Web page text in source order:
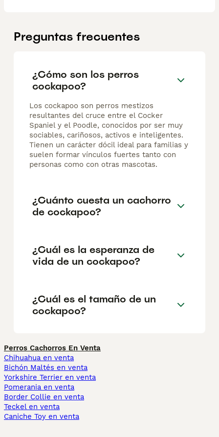
Preguntas frecuentes
¿Cómo son los perros
cockapoo?
Los cockapoo son perros mestizos
resultantes del cruce entre el Cocker
Spaniel y el Poodle, conocidos por ser muy
sociables, cariñosos, activos e inteligentes.
Tienen un carácter dócil ideal para familias y
suelen formar vínculos fuertes tanto con
personas como con otras mascotas.
¿Cuánto cuesta un cachorro
de cockapoo?
¿Cuál es la esperanza de
vida de un cockapoo?
¿Cuál es el tamaño de un
cockapoo?
Perros Cachorros En Venta
Chihuahua en venta
Bichón Maltés en venta
Yorkshire Terrier en venta
Pomerania en venta
Border Collie en venta
Teckel en venta
Caniche Toy en venta